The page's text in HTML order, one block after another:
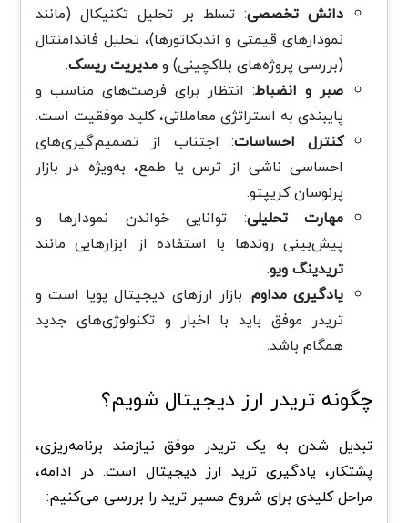
دانش تخصصی: تسلط بر تحلیل تکنیکال (مانند
نمودارهای قیمتی و اندیکاتورها)، تحلیل فاندامنتال
(بررسی پروژه‌های بلاکچینی) ومدیریت ریسک.
صبر و انضباط: انتظار برای فرصت‌های مناسب و
پایبندی به استراتژی معاملاتی، کلید موفقیت است.
کنترل احساسات: اجتناب از تصمیم‌گیری‌های
احساسی ناشی از ترس یا طمع، به‌ویژه در بازار
پرنوسان کریپتو.
مهارت تحلیلی: توانایی خواندن نمودارها و
پیش‌بینی روندها با استفاده از ابزارهایی مانند
تریدینگ ویو.
یادگیری مداوم: بازار ارزهای دیجیتال پویا است و
تریدر موفق باید با اخبار و تکنولوژی‌های جدید
همگام باشد.
چگونه تریدر ارز دیجیتال شویم؟
تبدیل شدن به یک تریدر موفق نیازمند برنامه‌ریزی،
پشتکار، یادگیری ترید ارز دیجیتال است. در ادامه،
مراحل کلیدی برای شروع مسیر ترید را بررسی می‌کنیم: